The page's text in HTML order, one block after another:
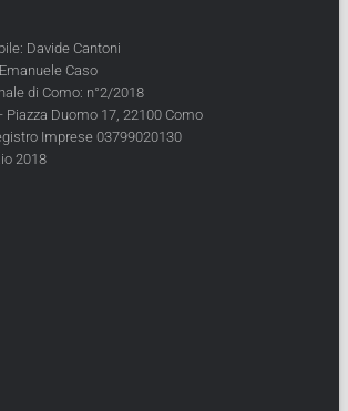
Davide Cantoni
Caso
di Como: n°2/2018
Piazza Duomo 17, 22100 Como
Imprese 03799020130
2018